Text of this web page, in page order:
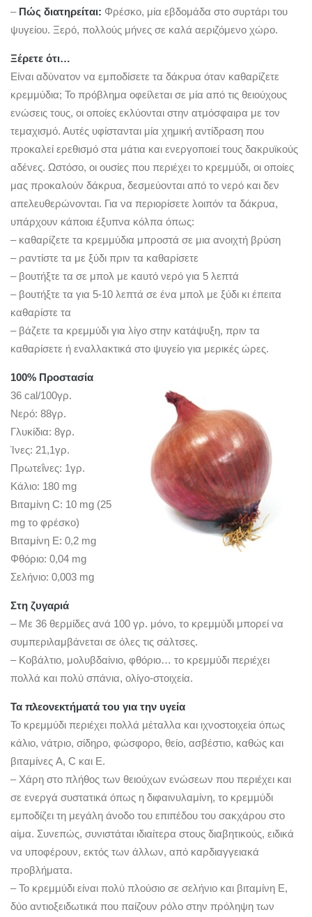
– Πώς διατηρείται: Φρέσκο, μία εβδομάδα στο συρτάρι του
ψυγείου. Ξερό, πολλούς μήνες σε καλά αεριζόμενο χώρο.
Ξέρετε ότι…
Είναι αδύνατον να εμποδίσετε τα δάκρυα όταν καθαρίζετε
κρεμμύδια; Το πρόβλημα οφείλεται σε μία από τις θειούχους
ενώσεις τους, οι οποίες εκλύονται στην ατμόσφαιρα με τον
τεμαχισμό. Αυτές υφίστανται μία χημική αντίδραση που
προκαλεί ερεθισμό στα μάτια και ενεργοποιεί τους δακρυϊκούς
αδένες. Ωστόσο, οι ουσίες που περιέχει το κρεμμύδι, οι οποίες
μας προκαλούν δάκρυα, δεσμεύονται από το νερό και δεν
απελευθερώνονται. Για να περιορίσετε λοιπόν τα δάκρυα,
υπάρχουν κάποια έξυπνα κόλπα όπως:
– καθαρίζετε τα κρεμμύδια μπροστά σε μια ανοιχτή βρύση
– ραντίστε τα με ξύδι πριν τα καθαρίσετε
– βουτήξτε τα σε μπολ με καυτό νερό για 5 λεπτά
– βουτήξτε τα για 5-10 λεπτά σε ένα μπολ με ξύδι κι έπειτα
καθαρίστε τα
– βάζετε τα κρεμμύδι για λίγο στην κατάψυξη, πριν τα
καθαρίσετε ή εναλλακτικά στο ψυγείο για μερικές ώρες.
100% Προστασία
36 cal/100γρ.
Νερό: 88γρ.
Γλυκίδια: 8γρ.
Ίνες: 21,1γρ.
Πρωτεΐνες: 1γρ.
Κάλιο: 180 mg
Βιταμίνη C: 10 mg (25
mg το φρέσκο)
Βιταμίνη Ε: 0,2 mg
Φθόριο: 0,04 mg
Σελήνιο: 0,003 mg
Στη ζυγαριά
– Με 36 θερμίδες ανά 100 γρ. μόνο, το κρεμμύδι μπορεί να
συμπεριλαμβάνεται σε όλες τις σάλτσες.
– Κοβάλτιο, μολυβδαίνιο, φθόριο… το κρεμμύδι περιέχει
πολλά και πολύ σπάνια, ολίγο-στοιχεία.
Τα πλεονεκτήματά του για την υγεία
Το κρεμμύδι περιέχει πολλά μέταλλα και ιχνοστοιχεία όπως
κάλιο, νάτριο, σίδηρο, φώσφορο, θείο, ασβέστιο, καθώς και
βιταμίνες A, C και Ε.
– Χάρη στο πλήθος των θειούχων ενώσεων που περιέχει και
σε ενεργά συστατικά όπως η διφαινυλαμίνη, το κρεμμύδι
εμποδίζει τη μεγάλη άνοδο του επιπέδου του σακχάρου στο
αίμα. Συνεπώς, συνιστάται ιδιαίτερα στους διαβητικούς, ειδικά
να υποφέρουν, εκτός των άλλων, από καρδιαγγειακά
προβλήματα.
– Το κρεμμύδι είναι πολύ πλούσιο σε σελήνιο και βιταμίνη Ε,
δύο αντιοξειδωτικά που παίζουν ρόλο στην πρόληψη των